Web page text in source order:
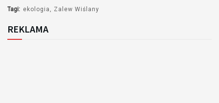
Tagi: ekologia Zalew Wiślany
REKLAMA